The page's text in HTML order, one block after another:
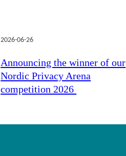
2026-06-26
Announcing the winner of our
Nordic Privacy Arena
competition 2026